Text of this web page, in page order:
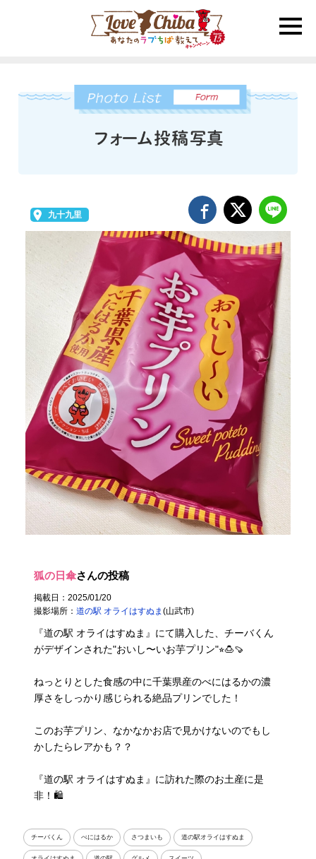
toggle
九十九里
狐の日傘さんの投稿
掲載日：2025/01/20
撮影場所：道の駅 オライはすぬま(山武市)
『道の駅 オライはすぬま』にて購入した、チーバくん
がデザインされた"おいし〜いお芋プリン"⭐︎🍮🍠
ねっとりとした食感の中に千葉県産のべにはるかの濃
厚さをしっかり感じられる絶品プリンでした！
このお芋プリン、なかなかお店で見かけないのでもし
かしたらレアかも？？
『道の駅 オライはすぬま』に訪れた際のお土産に是
非！🛍️
チーバくん べにはるか さつまいも 道の駅オライはすぬま